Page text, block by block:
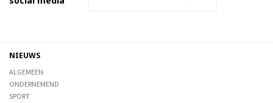
NIEUWS
ALGEMEEN
ONDERNEMEND
SPORT